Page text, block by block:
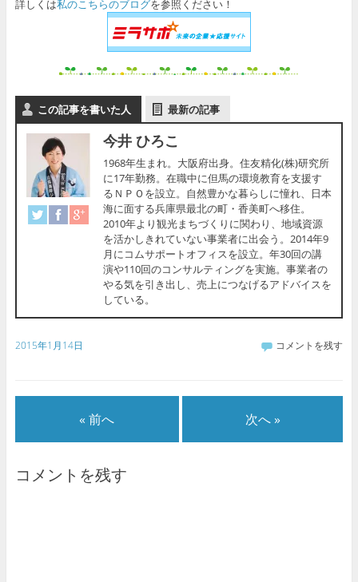
詳しくは私のこちらのブログを参照ください！
この記事を書いた人 最新の記事
今井 ひろこ
1968年生まれ。大阪府出身。住友精化(株)研究所
に17年勤務。在職中に但馬の環境教育を支援す
るＮＰＯを設立。自然豊かな暮らしに憧れ、日本
海に面する兵庫県最北の町・香美町へ移住。
2010年より観光まちづくりに関わり、地域資源
を活かしきれていない事業者に出会う。2014年9
月にコムサポートオフィスを設立。年30回の講
演や110回のコンサルティングを実施。事業者の
やる気を引き出し、売上につなげるアドバイスを
している。
2015年1月14日 コメントを残す
« 前へ 次へ »
コメントを残す